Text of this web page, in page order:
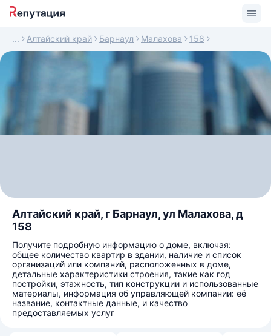
Алтайский край Барнаул Малахова 158
Алтайский край, г Барнаул, ул Малахова, д
158
Получите подробную информацию о доме, включая:
общее количество квартир в здании, наличие и список
организаций или компаний, расположенных в доме,
детальные характеристики строения, такие как год
постройки, этажность, тип конструкции и использованные
материалы, информация об управляющей компании: её
название, контактные данные, и качество
предоставляемых услуг